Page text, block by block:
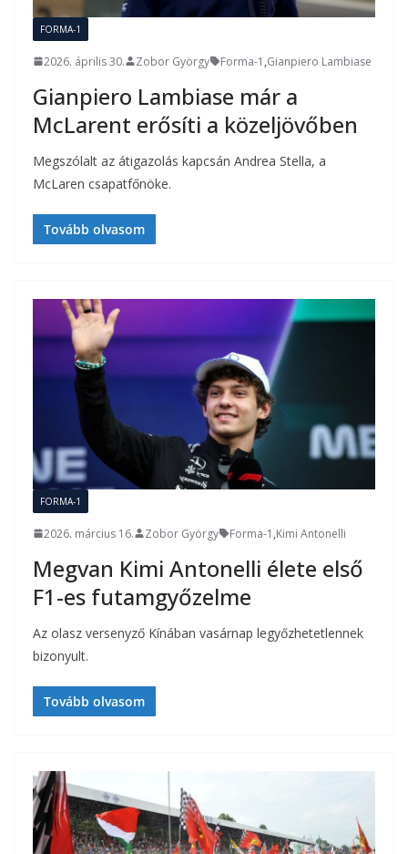
FORMA-1
2026. április 30. Zobor György Forma-1 ,Gianpiero Lambiase
Gianpiero Lambiase már a
McLarent erősíti a közeljövőben
Megszólalt az átigazolás kapcsán Andrea Stella, a
McLaren csapatfőnöke.
Tovább olvasom
FORMA-1
2026. március 16. Zobor György Forma-1 ,Kimi Antonelli
Megvan Kimi Antonelli élete első
F1-es futamgyőzelme
Az olasz versenyző Kínában vasárnap legyőzhetetlennek
bizonyult.
Tovább olvasom